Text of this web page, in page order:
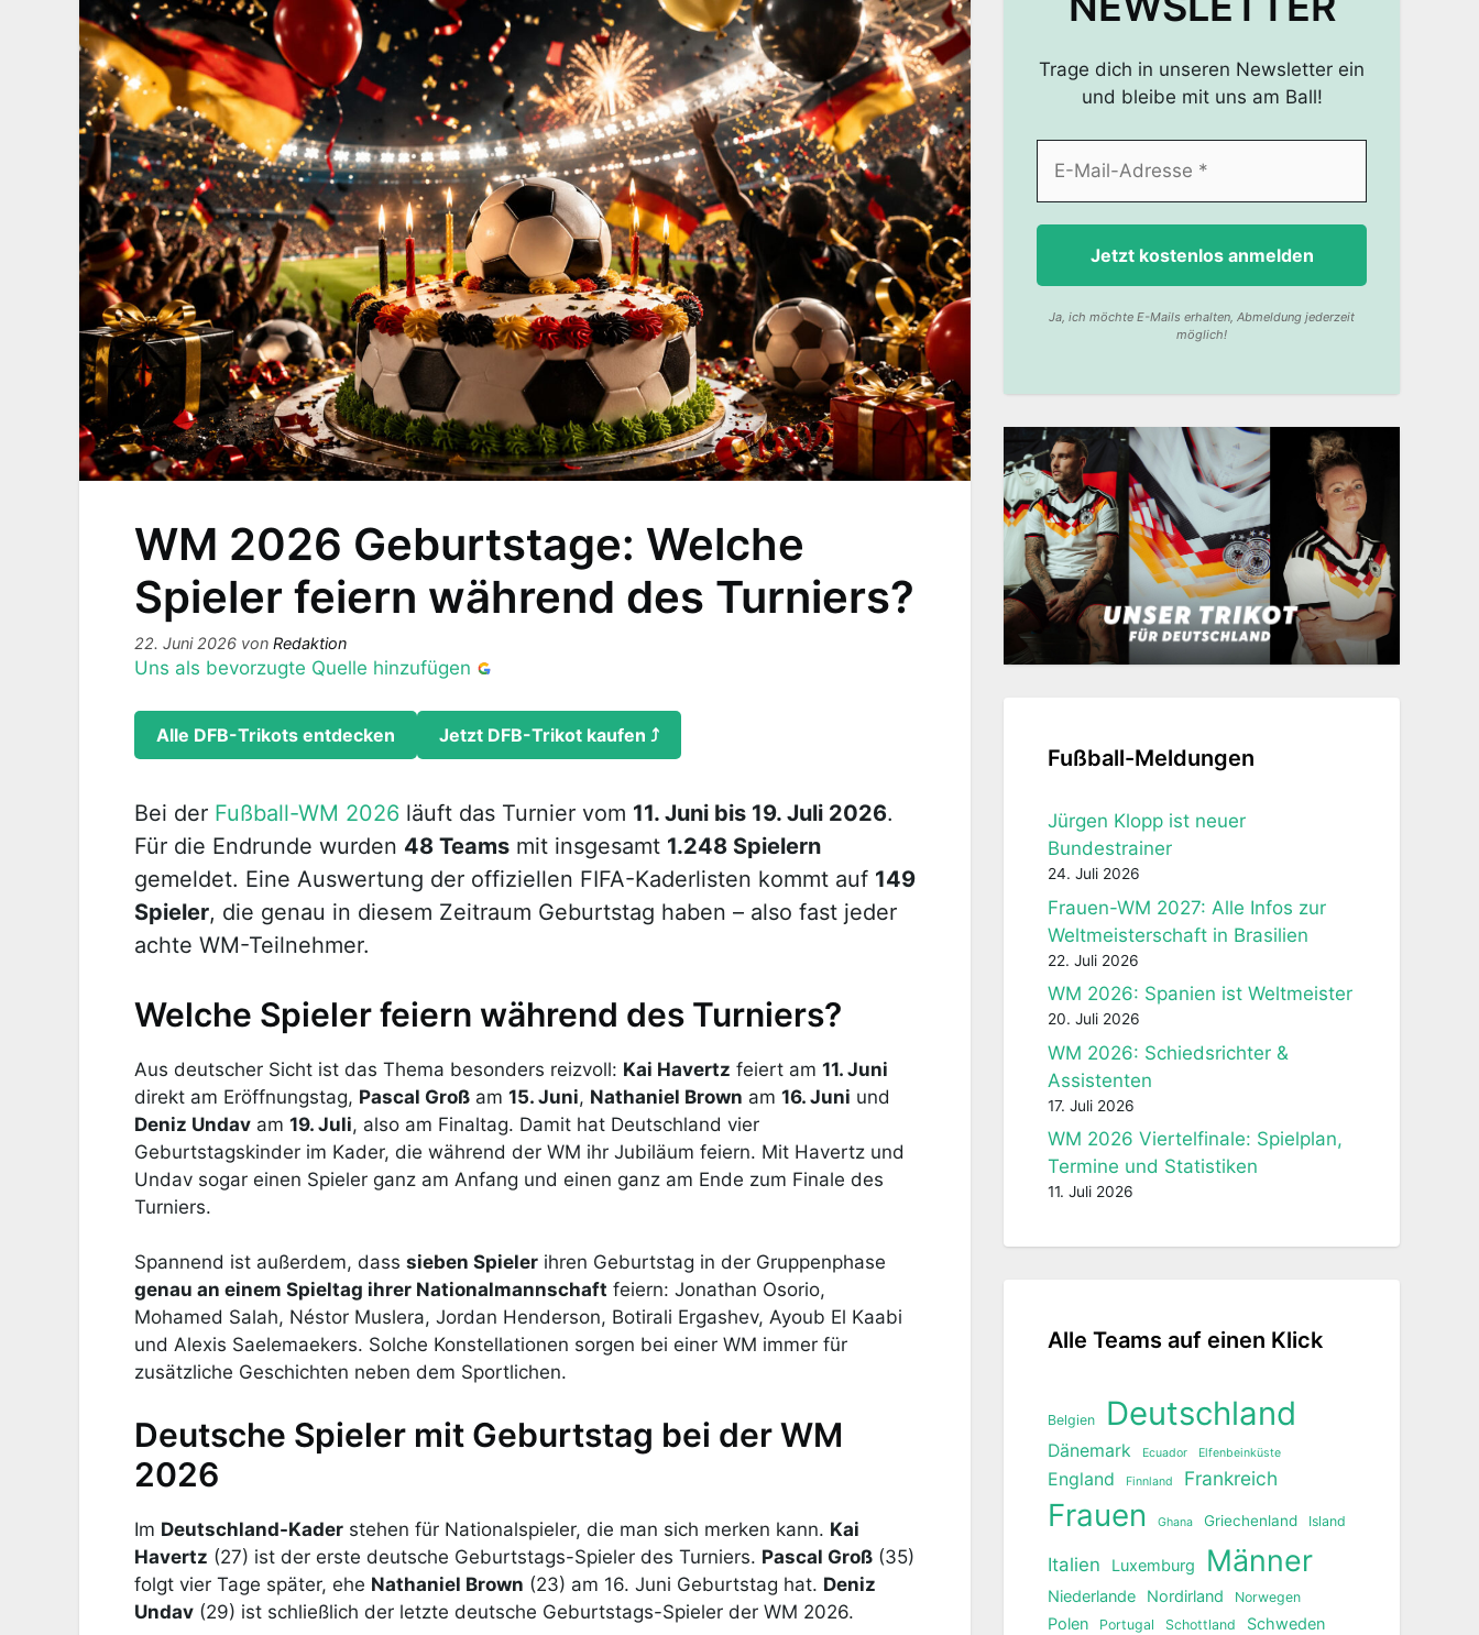
WM 2026 Geburtstage: Welche
Spieler feiern während des Turniers?
22. Juni 2026 von Redaktion
Uns als bevorzugte Quelle hinzufügen
Alle DFB-Trikots entdecken Jetzt DFB-Trikot kaufen ⤴
Bei der Fußball-WM 2026 läuft das Turnier vom 11. Juni bis 19. Juli 2026.
Für die Endrunde wurden 48 Teams mit insgesamt 1.248 Spielern
gemeldet. Eine Auswertung der offiziellen FIFA-Kaderlisten kommt auf 149
Spieler, die genau in diesem Zeitraum Geburtstag haben – also fast jeder
achte WM-Teilnehmer.
Welche Spieler feiern während des Turniers?
Aus deutscher Sicht ist das Thema besonders reizvoll: Kai Havertz feiert am 11. Juni
direkt am Eröffnungstag, Pascal Groß am 15. Juni, Nathaniel Brown am 16. Juni und
Deniz Undav am 19. Juli, also am Finaltag. Damit hat Deutschland vier
Geburtstagskinder im Kader, die während der WM ihr Jubiläum feiern. Mit Havertz und
Undav sogar einen Spieler ganz am Anfang und einen ganz am Ende zum Finale des
Turniers.
Spannend ist außerdem, dass sieben Spieler ihren Geburtstag in der Gruppenphase
genau an einem Spieltag ihrer Nationalmannschaft feiern: Jonathan Osorio,
Mohamed Salah, Néstor Muslera, Jordan Henderson, Botirali Ergashev, Ayoub El Kaabi
und Alexis Saelemaekers. Solche Konstellationen sorgen bei einer WM immer für
zusätzliche Geschichten neben dem Sportlichen.
Deutsche Spieler mit Geburtstag bei der WM
2026
Im Deutschland-Kader stehen für Nationalspieler, die man sich merken kann. Kai
Havertz (27) ist der erste deutsche Geburtstags-Spieler des Turniers. Pascal Groß (35)
folgt vier Tage später, ehe Nathaniel Brown (23) am 16. Juni Geburtstag hat. Deniz
Undav (29) ist schließlich der letzte deutsche Geburtstags-Spieler der WM 2026.
Trage dich in unseren Newsletter ein
und bleibe mit uns am Ball!
Ja, ich möchte E-Mails erhalten, Abmeldung jederzeit
möglich!
Fußball-Meldungen
Jürgen Klopp ist neuer
Bundestrainer
24. Juli 2026
Frauen-WM 2027: Alle Infos zur
Weltmeisterschaft in Brasilien
22. Juli 2026
WM 2026: Spanien ist Weltmeister
20. Juli 2026
WM 2026: Schiedsrichter &
Assistenten
17. Juli 2026
WM 2026 Viertelfinale: Spielplan,
Termine und Statistiken
11. Juli 2026
Alle Teams auf einen Klick
Belgien Deutschland
Dänemark Ecuador Elfenbeinküste
England Finnland Frankreich
Frauen Ghana Griechenland Island
Italien Luxemburg Männer
Niederlande Nordirland Norwegen
Polen Portugal Schottland Schweden